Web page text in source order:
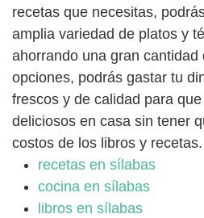
recetas que necesitas,
amplia variedad de platos y
ahorrando una gran
opciones, podrás gastar tu
frescos y de calidad para
deliciosos en casa sin tener
costos de los libros y recetas.
recetas en sílabas
cocina en sílabas
libros en sílabas